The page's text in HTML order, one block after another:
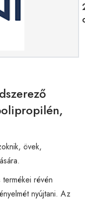
övek,
révén
nyújtani. Az